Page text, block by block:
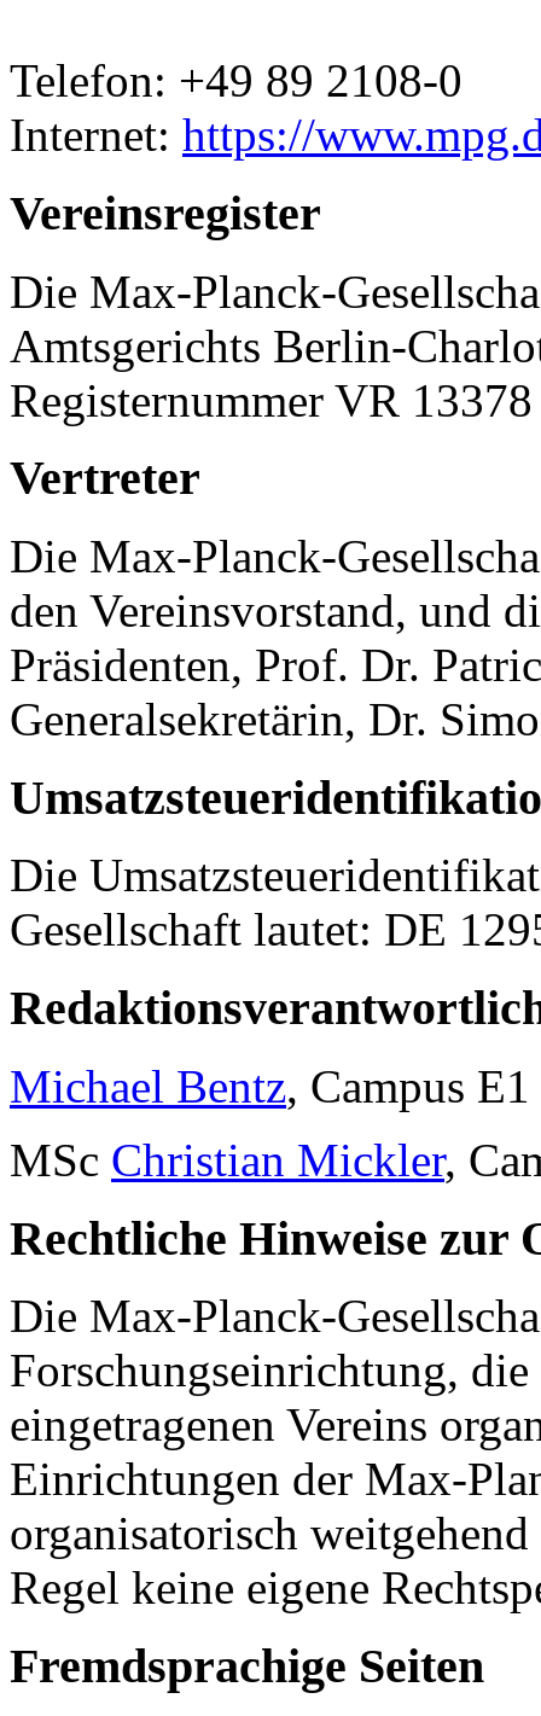
Telefon: +49 89 2108-0
Internet: https://
Vereinsregister
Die Max-Planck-
Amtsgerichts Berlin-
Registernummer VR
Vertreter
Die Max-Planck-
den Vereinsvorstand, und
Präsidenten, Prof. Dr.
Generalsekretärin, Dr.
Die
Gesellschaft lautet: DE
Michael Bentz, Campus
MSc Christian Mickler,
Rechtliche Hinweise zur
Die Max-Planck-
Forschungseinrichtung,
eingetragenen Vereins
Einrichtungen der Max-
organisatorisch
Regel keine eigene
Fremdsprachige Seiten